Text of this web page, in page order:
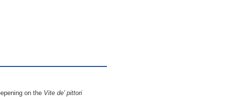
on the Vite de' pittori